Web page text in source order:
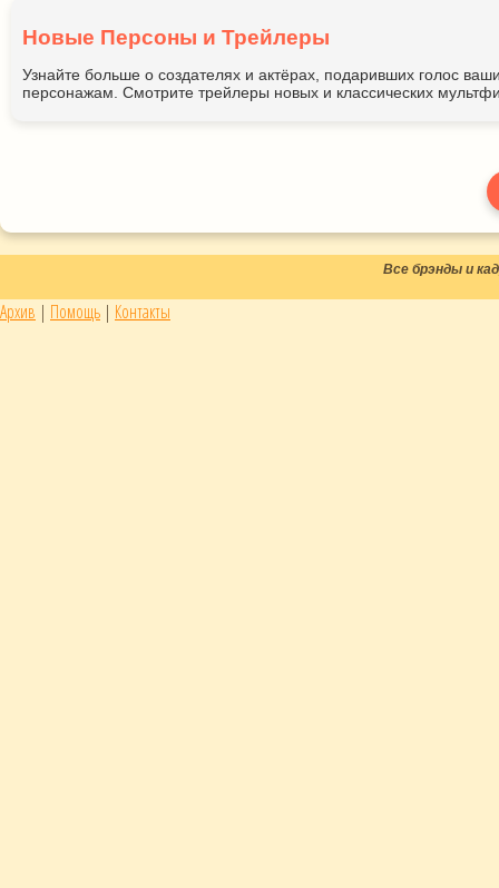
Новые Персоны и Трейлеры
Узнайте больше о создателях и актёрах, подаривших голос
персонажам. Смотрите трейлеры новых и классических
Все брэнды и
Архив | Помощь | Контакты